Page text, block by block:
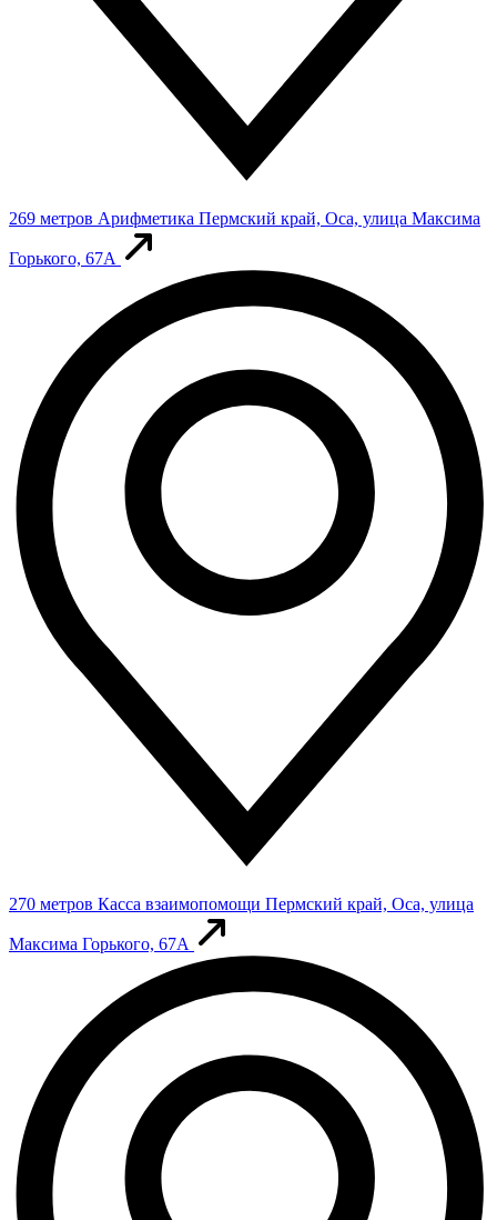
269 метров Арифметика Пермский край, Оса, улица Максима
Горького, 67А
270 метров Касса взаимопомощи Пермский край, Оса, улица
Максима Горького, 67А